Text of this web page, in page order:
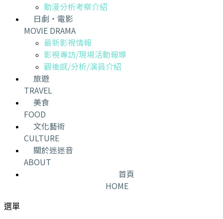
動漫分析考察介紹
日劇・電影
MOVIE DRAMA
最新影視情報
影視專訪/現場活動報導
觀後感/分析/演員介紹
旅遊
TRAVEL
美食
FOOD
文化藝術
CULTURE
關於迷迷音
ABOUT
首頁
HOME
選單